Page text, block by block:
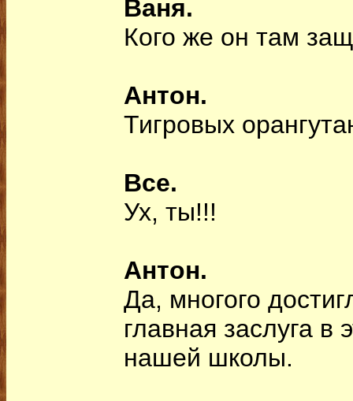
Ваня.
Кого же он там
Антон.
Тигровых
Все.
Ух, ты!!!
Антон.
Да, многого
главная заслуга
нашей школы.